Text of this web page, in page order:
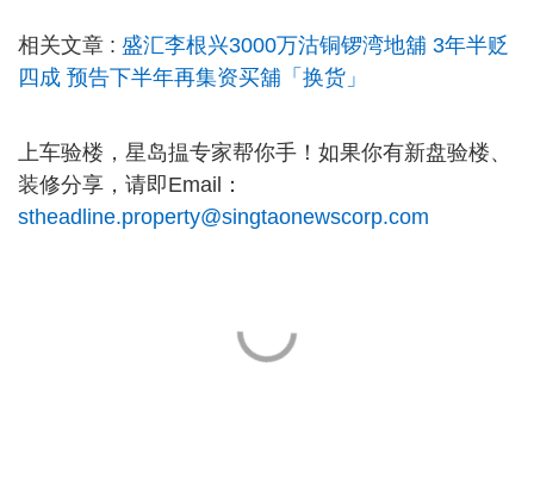
相关文章 : 盛汇李根兴3000万沽铜锣湾地舖 3年半贬
四成 预告下半年再集资买舖「换货」
上车验楼，星岛揾专家帮你手！如果你有新盘验楼、
装修分享，请即Email：
stheadline.property@singtaonewscorp.com